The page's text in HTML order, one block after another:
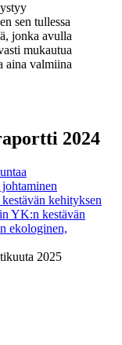
sen tullessa
jonka avulla
mukautua
aina valmiina
2024
kehityksen
YK:n kestävän
ekologinen,
2025